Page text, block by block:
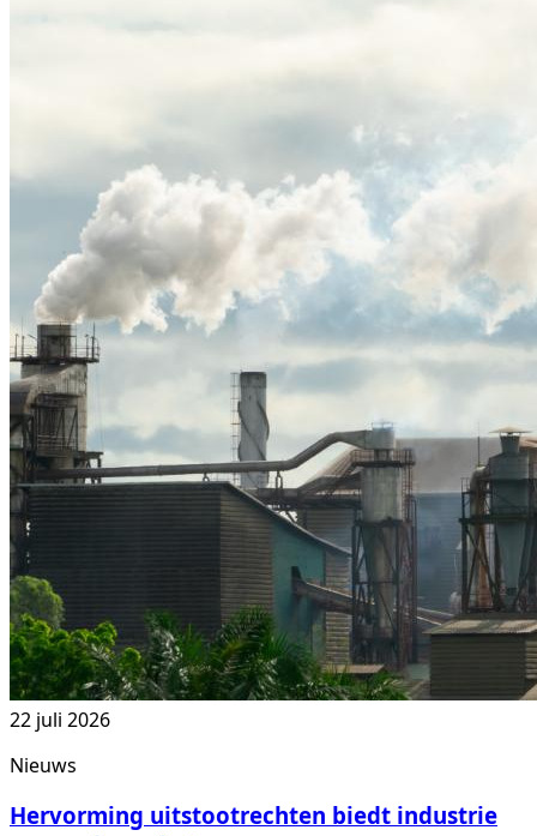
22 juli 2026
Nieuws
Hervorming uitstootrechten biedt industrie